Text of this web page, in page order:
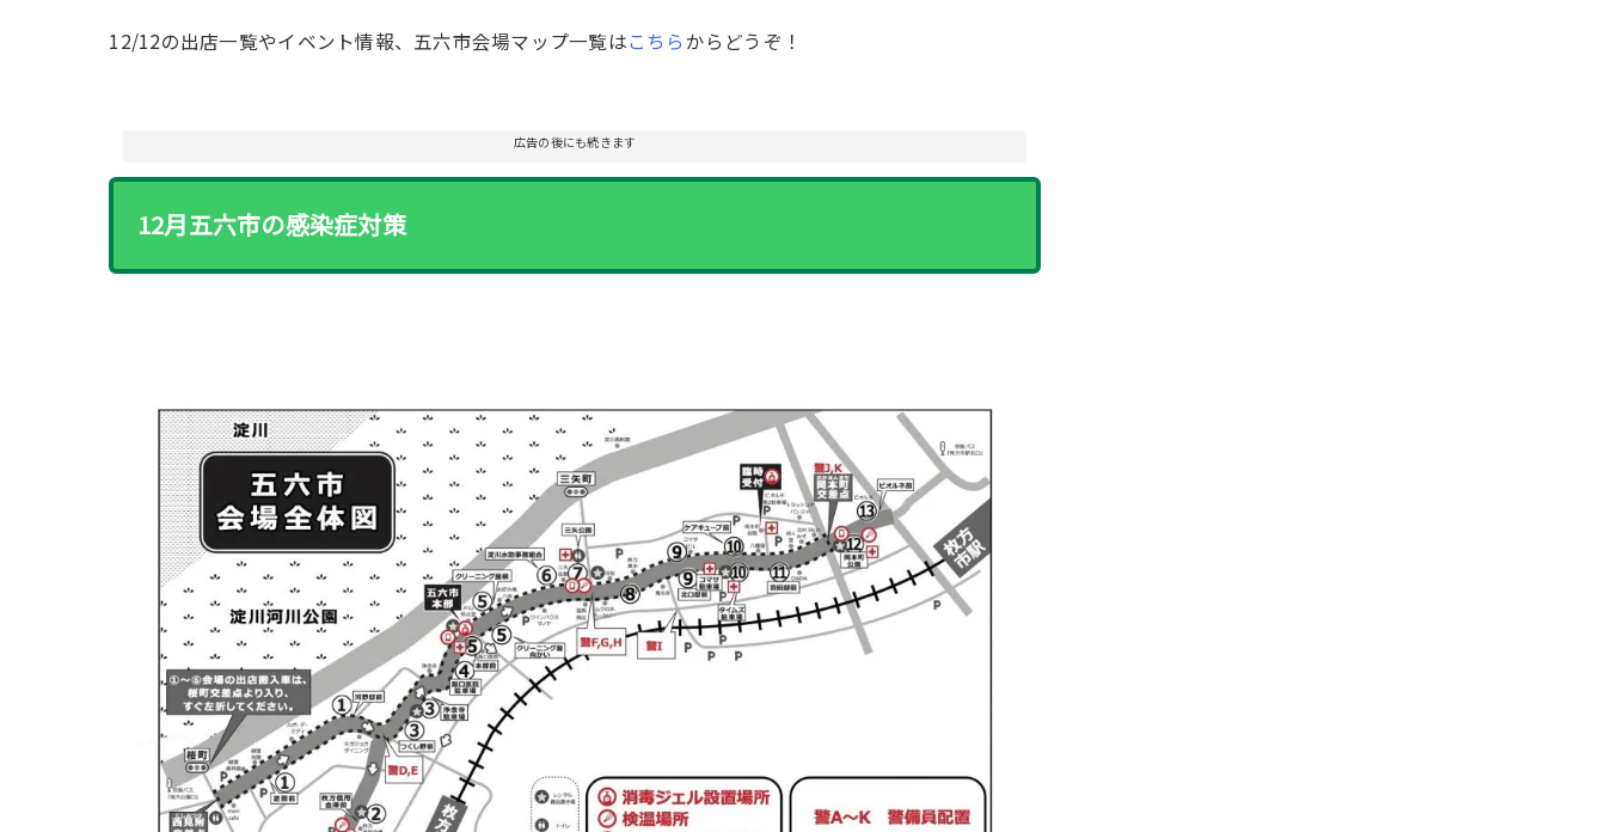
12/12の出店一覧やイベント情報、五六市会場マップ一覧はこちら からどうぞ！
広告の後にも続きます
12月五六市の感染症対策